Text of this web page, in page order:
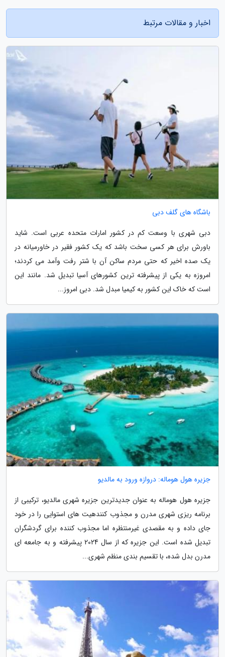
اخبار و مقالات مرتبط
باشگاه های گلف دبی
دبی شهری با وسعت کم در کشور امارات متحده عربی است. شاید
باورش برای هر کسی سخت باشد که یک کشور فقیر در خاورمیانه در
یک صده اخیر که حتی مردم ساکن آن با شتر رفت وآمد می کردند؛
امروزه به یکی از پیشرفته ترین کشورهای آسیا تبدیل شد. مانند این
است که خاک این کشور به کیمیا مبدل شد. دبی امروز...
جزیره هول هوماله: دروازه ورود به مالدیو
جزیره هول هوماله به عنوان جدیدترین جزیره شهری مالدیو، ترکیبی از
برنامه ریزی شهری مدرن و مجذوب کنندهیت های استوایی را در خود
جای داده و به مقصدی غیرمنتظره اما مجذوب کننده برای گردشگران
تبدیل شده است. این جزیره که از سال 2024 پیشرفته و به جامعه ای
مدرن بدل شده، با تقسیم بندی منظم شهری...